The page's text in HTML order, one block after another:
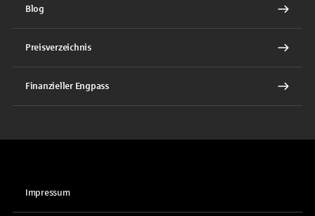
Blog
Preisverzeichnis
Finanzieller Engpass
Impressum